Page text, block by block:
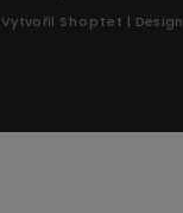
Vytvořil Shoptet | Design